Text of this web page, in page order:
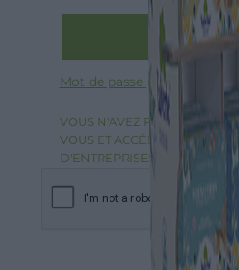
LOGIN
Mot de passe perdu ?
VOUS N'AVEZ PAS DE
VOUS ET ACCÉDEZ À LA LISTE
D'ENTREPRISES